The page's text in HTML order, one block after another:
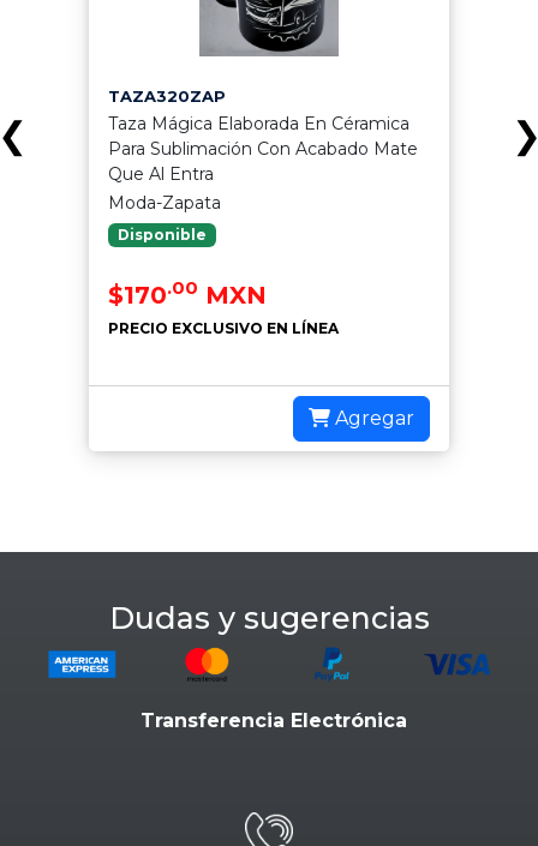
TAZA320ZAP
Taza Mágica Elaborada En Céramica
Para Sublimación Con Acabado Mate
Que Al Entra
Moda-Zapata
Disponible
$170.00 MXN
PRECIO EXCLUSIVO EN LÍNEA
Agregar
Dudas y sugerencias
Transferencia Electrónica